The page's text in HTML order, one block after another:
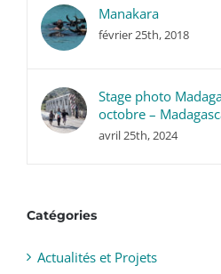
Manakara
février 25th, 2018
Stage photo
octobre –
avril 25th, 2024
Catégories
Actualités et Projets